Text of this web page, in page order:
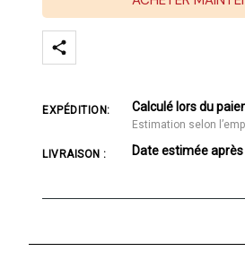
EXPÉDITION: Calculé lors du
Estimation selon
LIVRAISON : Date estimée